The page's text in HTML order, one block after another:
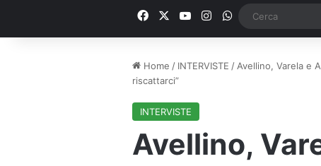
FacebookYou TubeInstagram
WhatsApp
Home / INTERVISTE / Avellino, Varela e
riscattarci”
INTERVISTE
Avellino,